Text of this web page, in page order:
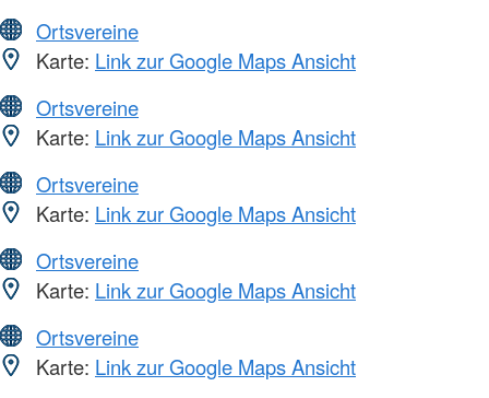
Ortsvereine
Karte: Link zur Google Maps Ansicht
Ortsvereine
Karte: Link zur Google Maps Ansicht
Ortsvereine
Karte: Link zur Google Maps Ansicht
Ortsvereine
Karte: Link zur Google Maps Ansicht
Ortsvereine
Karte: Link zur Google Maps Ansicht